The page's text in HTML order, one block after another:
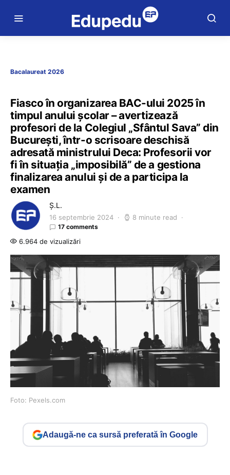
Bacalaureat 2026
Fiasco în organizarea BAC-ului 2025 în
timpul anului școlar – avertizează
profesori de la Colegiul „Sfântul Sava” din
București, într-o scrisoare deschisă
adresată ministrului Deca: Profesorii vor
fi în situația „imposibilă” de a gestiona
finalizarea anului și de a participa la
examen
Ș.L.
16 septembrie 2024 8 minute read
17 comments
6.964 de vizualizări
Foto: Pexels.com
Adaugă-ne ca sursă preferată în Google